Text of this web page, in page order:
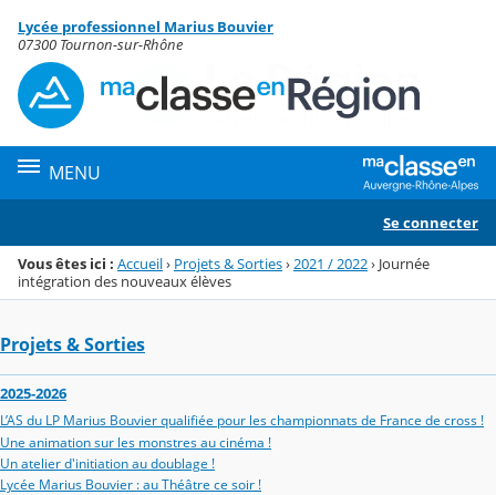
Menu de la rubrique
Contenu
Lycée professionnel Marius Bouvier
07300 Tournon-sur-Rhône
MENU
Se connecter
Vous êtes ici : Accueil› Projets & Sorties› 2021 / 2022› Journée
intégration des nouveaux élèves
Projets & Sorties
2025-2026
L’AS du LP Marius Bouvier qualifiée pour les championnats de France de cross !
Une animation sur les monstres au cinéma !
Un atelier d'initiation au doublage !
Lycée Marius Bouvier : au Théâtre ce soir !